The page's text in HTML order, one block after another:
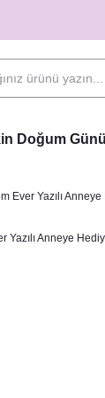
Doğum Günü
Ever Yazılı